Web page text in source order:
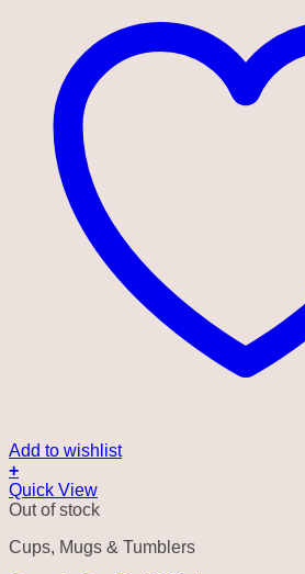
Add to wishlist
+
Quick View
Out of stock
Cups, Mugs & Tumblers